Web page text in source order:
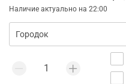
Наличие актуально на 22:00